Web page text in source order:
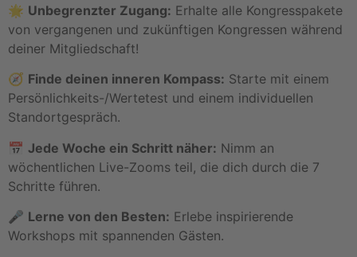
🌟 Unbegrenzter Zugang: Erhalte alle Kongresspakete
von vergangenen und zukünftigen Kongressen während
deiner Mitgliedschaft!
🧭 Finde deinen inneren Kompass: Starte mit einem
Persönlichkeits-/Wertetest und einem individuellen
Standortgespräch.
📅 Jede Woche ein Schritt näher: Nimm an
wöchentlichen Live-Zooms teil, die dich durch die 7
Schritte führen.
🎤 Lerne von den Besten: Erlebe inspirierende
Workshops mit spannenden Gästen.